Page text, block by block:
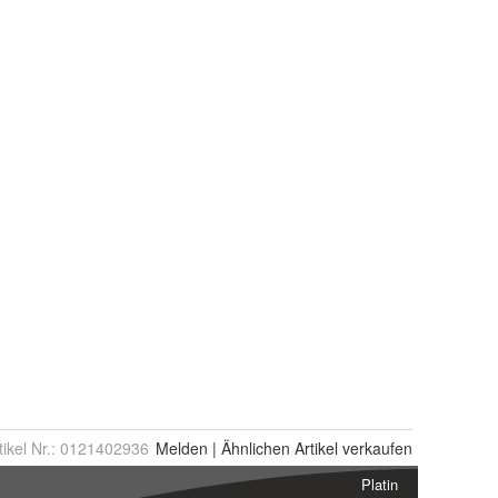
Nr.: 0121402936 Melden | Ähnlichen Artikel verkaufen
Platin